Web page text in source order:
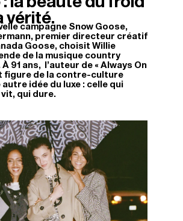
vérité.
campagne Snow Goose,
premier directeur créatif
Goose, choisit Willie
de la musique country
91 ans, l'auteur de « Always On
figure de la contre-culture
idée du luxe : celle qui
qui dure.